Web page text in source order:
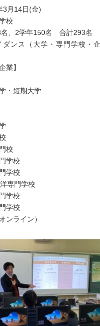
3月14日(金)
学校
名、2学年150名 合計293名
ダンス（大学・専門学校・
業】
・短期大学
校
学校
学校
専門学校
学校
学校
ンライン）